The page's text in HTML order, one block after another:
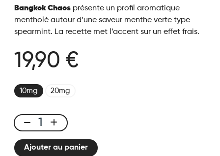
Bangkok Chaosprésente un profil aromatique
mentholé autour d’une saveur menthe verte type
spearmint. La recette met l’accent sur un effet frais.
19,90 €
10mg 20mg
Bangkok
Chaos
-
Ajouter au panier